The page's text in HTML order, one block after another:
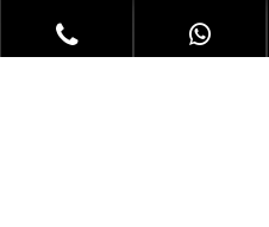
Seoladh: Bóthar
Dalingshan,
 